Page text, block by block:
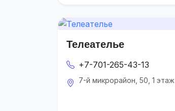
Телеателье
+7-701-265-43-13
7-й микрорайон, 50, 1 этаж